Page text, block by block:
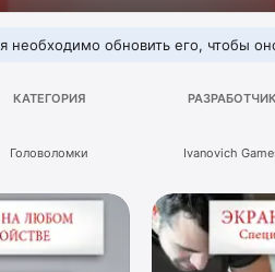
необходимо обновить его, чтобы
КАТЕГОРИЯ
Головоломки
РАЗРАБОТЧИК
Ivanovich